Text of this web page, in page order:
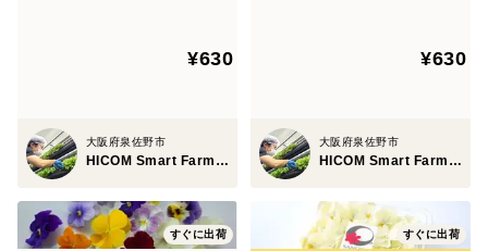
¥630
大阪府泉佐野市
HICOM Smart Farm 泉佐野ファクトリー
¥630
大阪府泉佐野市
HICOM Smart Farm 泉佐野ファクトリー
すぐに出荷 すぐに出荷